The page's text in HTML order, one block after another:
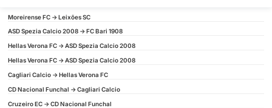
Moreirense FC -> Leixões SC
ASD Spezia Calcio 2008 -> FC Bari 1908
Hellas Verona FC -> ASD Spezia Calcio 2008
Hellas Verona FC -> ASD Spezia Calcio 2008
Cagliari Calcio -> Hellas Verona FC
CD Nacional Funchal -> Cagliari Calcio
Cruzeiro EC -> CD Nacional Funchal